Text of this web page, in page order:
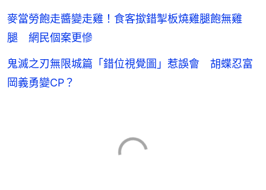
麥當勞飽走醬變走雞！食客撳錯掣板燒雞腿飽無雞
腿 網民個案更慘
鬼滅之刃無限城篇「錯位視覺圖」惹誤會 胡蝶忍富
岡義勇變CP？